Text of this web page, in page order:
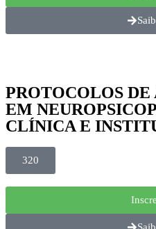
PROTOCOLOS
EM
CLÍNICA E
320